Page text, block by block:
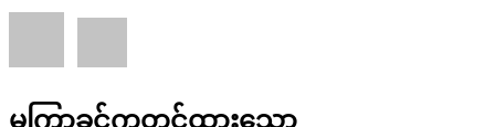
မကြာခင်ကတင်ထားသော